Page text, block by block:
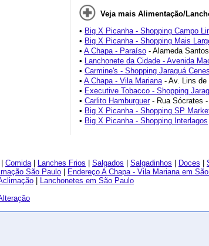
Veja mais Alimentação/
• Big X Picanha - Shopping Campo
• Big X Picanha - Shopping Mais
• A Chapa - Paraíso - Alameda
• Lanchonete da Cidade - Avenida
• Carmine's - Shopping Jaraguá
• A Chapa - Vila Mariana- Av. Lins de
• Executive Tobacco - Shopping
• Carlito Hamburguer- Rua Sócrates -
• Big X Picanha - Shopping SP
• Big X Picanha - Shopping Interlagos
Comida| Lanches Frios Salgados Salgadinhos Doces
São Paulo
Endereço A Chapa - Vila Mariana em
Lanchonetes em São Paulo